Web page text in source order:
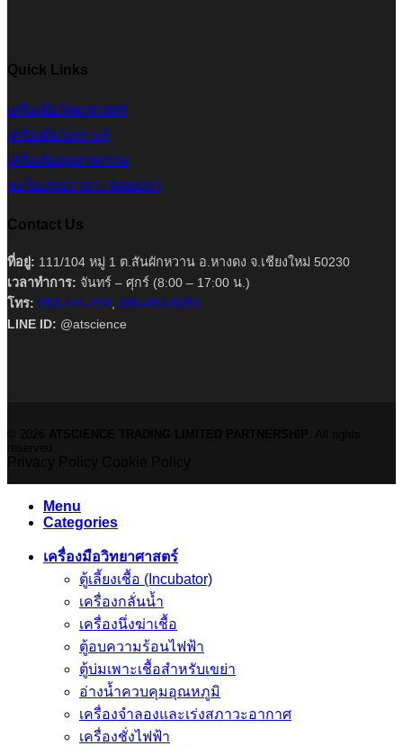
Quick Links
เครื่องมือวิทยาศาสตร์
เครื่องมือวิเคราะห์
เครื่องมืออุตสาหกรรม
ขอใบเสนอราคา / ติดต่อเรา
Contact Us
ที่อยู่: 111/104 หมู่ 1 ต.สันผักหวาน อ.หางดง จ.เชียงใหม่ 50230
เวลาทำการ: จันทร์ – ศุกร์ (8:00 – 17:00 น.)
โทร: 053-441-794, 086-654-5653
LINE ID: @atscience
Menu
Categories
เครื่องมือวิทยาศาสตร์
ตู้เลี้ยงเชื้อ (Incubator)
เครื่องกลั่นน้ำ
เครื่องนึ่งฆ่าเชื้อ
ตู้อบความร้อนไฟฟ้า
ตู้บ่มเพาะเชื้อสำหรับเขย่า
อ่างน้ำควบคุมอุณหภูมิ
เครื่องจำลองและเร่งสภาวะอากาศ
เครื่องชั่งไฟฟ้า